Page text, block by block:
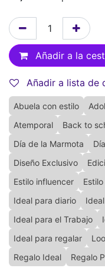
Añadir a la
Añadir a lista de
Abuela con estilo
Atemporal
Back to
Día de la Marmota
Diseño Exclusivo
Estilo influencer
Ideal para diario
Ideal para el Trabajo
Ideal para regalar
Regalo Ideal
Regalo